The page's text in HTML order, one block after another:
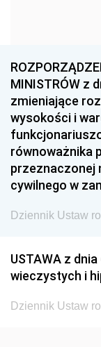
1957
1954
1951
1948
1945
1938
1935
1929
MINISTRÓW z
zmieniające
wysokości i
równoważnika
przeznaczonej
cywilnego w
Dziennik Ustaw
USTAWA z
wieczystych i
Dziennik Ustaw